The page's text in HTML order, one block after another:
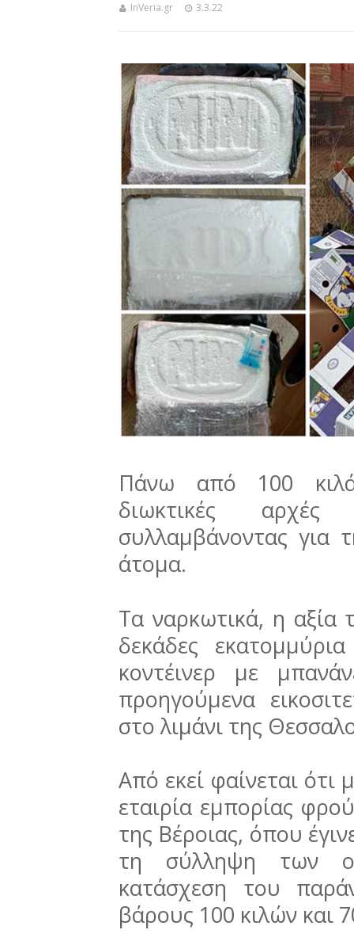
InVeria.gr 3.3.22
Πάνω από 100
διωκτικές
συλλαμβάνοντας για
άτομα.
Τα ναρκωτικά, η αξία
δεκάδες
κοντέινερ με
προηγούμενα
στο λιμάνι της
Από εκεί φαίνεται
εταιρία εμπορίας
της Βέροιας, όπου
τη σύλληψη των
κατάσχεση του
βάρους 100 κιλών και